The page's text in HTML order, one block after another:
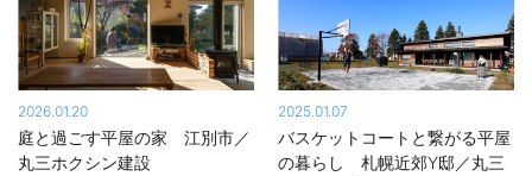
2026.01.20
庭と過ごす平屋の家 江別市／
丸三ホクシン建設
2025.01.07
バスケットコートと繋がる平屋
の暮らし 札幌近郊Y邸／丸三